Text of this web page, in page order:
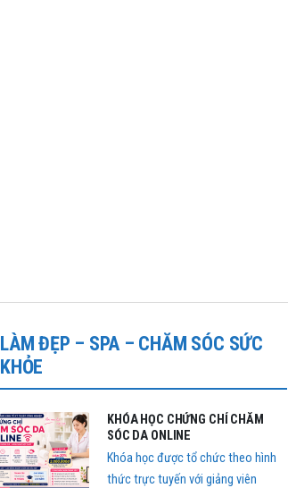
LÀM ĐẸP – SPA – CHĂM SÓC SỨC
KHỎE
KHÓA HỌC CHỨNG CHỈ CHĂM
SÓC DA ONLINE
Khóa học được tổ chức theo hình
thức trực tuyến với giảng viên